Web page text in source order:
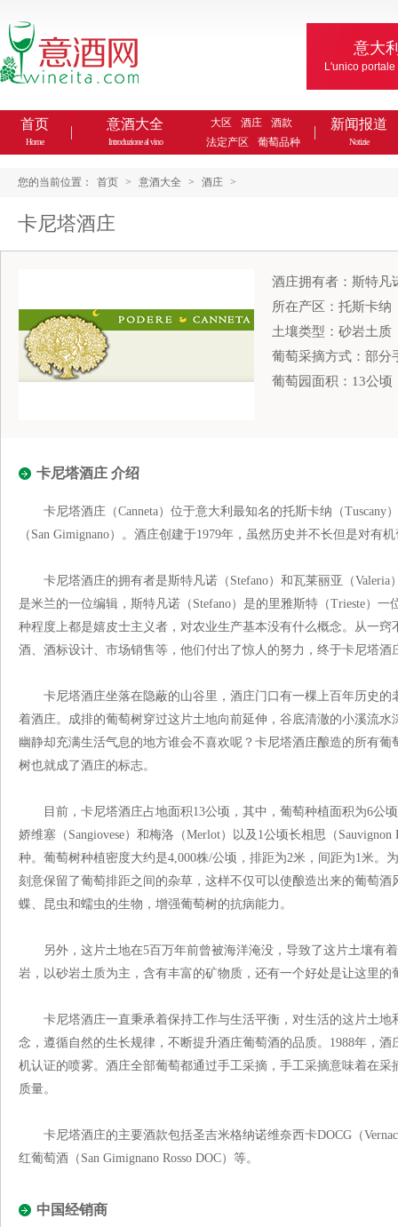
意大
L'unico
首页
Home
意酒大全
Introduzione al vino
大区 酒庄
酒款
法定产区
葡萄品种
新闻报道
Notizie
您的当前位置： 首页 > 意酒大全 > 酒庄 >
卡尼塔酒庄
酒庄拥有者：斯特凡
所在产区：托斯卡纳
土壤类型：砂岩土质
葡萄采摘方式：部分
葡萄园面积：13公顷
卡尼塔酒庄 介绍
卡尼塔酒庄（Canneta）位于意大利最知名的托斯卡纳（Tuscany
（San Gimignano）。酒庄创建于1979年，虽然历史并不长但是对有
卡尼塔酒庄的拥有者是斯特凡诺（Stefano）和瓦莱丽亚（Valeria
是米兰的一位编辑，斯特凡诺（Stefano）是的里雅斯特（Trieste）
种程度上都是嬉皮士主义者，对农业生产基本没有什么概念。从一
酒、酒标设计、市场销售等，他们付出了惊人的努力，终于卡尼塔酒
卡尼塔酒庄坐落在隐蔽的山谷里，酒庄门口有一棵上百年历史的
着酒庄。成排的葡萄树穿过这片土地向前延伸，谷底清澈的小溪流
幽静却充满生活气息的地方谁会不喜欢呢？卡尼塔酒庄酿造的所有
树也就成了酒庄的标志。
目前，卡尼塔酒庄占地面积13公顷，其中，葡萄种植面积为6公顷
娇维塞（Sangiovese）和梅洛（Merlot）以及1公顷长相思（
种。葡萄树种植密度大约是4,000株/公顷，排距为2米，间距为1米。
刻意保留了葡萄排距之间的杂草，这样不仅可以使酿造出来的葡萄
蝶、昆虫和蠕虫的生物，增强葡萄树的抗病能力。
另外，这片土地在5百万年前曾被海洋淹没，导致了这片土壤有
岩，以砂岩土质为主，含有丰富的矿物质，还有一个好处是让这里
卡尼塔酒庄一直秉承着保持工作与生活平衡，对生活的这片土地
念，遵循自然的生长规律，不断提升酒庄葡萄酒的品质。1988年，
机认证的喷雾。酒庄全部葡萄都通过手工采摘，手工采摘意味着在
质量。
卡尼塔酒庄的主要酒款包括圣吉米格纳诺维奈西卡DOCG（
红葡萄酒（San Gimignano Rosso DOC）等。
中国经销商